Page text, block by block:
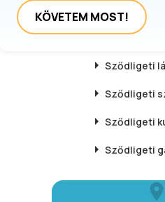
KÖVETEM MOST!
Sződligeti
Sződligeti
Sződligeti
Sződligeti